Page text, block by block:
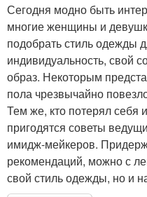
Сегодня модно быть
многие женщины и
подобрать стиль одежды
индивидуальность, свой
образ. Некоторым
пола чрезвычайно
Тем же, кто потерял себя
пригодятся советы
имидж-мейкеров.
рекомендаций, можно с
свой стиль одежды, но и